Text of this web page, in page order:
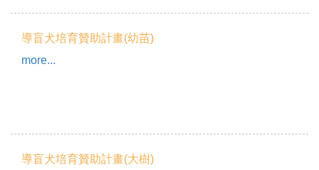
導盲犬培育贊助計畫(幼苗)
more...
導盲犬培育贊助計畫(大樹)